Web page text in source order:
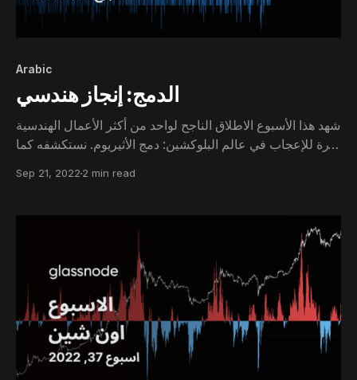
Arabic
الدمج: إنجاز هندسي
شهد هذا الأسبوع الاطلاق الناجح لواحد من أكثر الأعمال الهندسية
إثارة للإعجاب في عالم البلوكشين: دمج الأثيريوم. نستكشفه كما
Sep 21, 2022 2 min read